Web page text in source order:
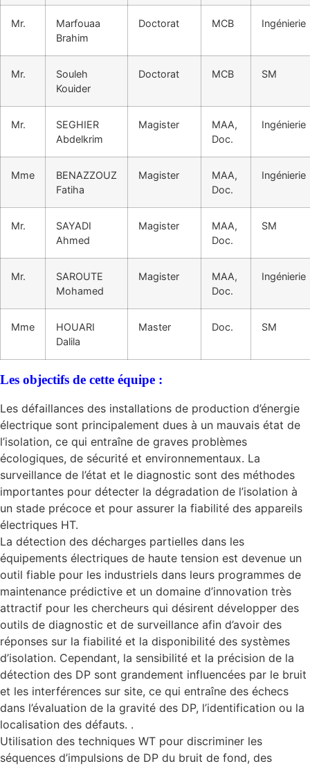
Mr.
Marfouaa
Brahim
Doctorat MCB Ingénierie
Mr.
Souleh
Kouider
Doctorat MCB SM
Mr.
SEGHIER
Abdelkrim
Magister
MAA,
Doc.
Ingénierie
Mme
BENAZZOUZ
Fatiha
Magister
MAA,
Doc.
Ingénierie
Mr.
SAYADI
Ahmed
Magister
MAA,
Doc.
SM
Mr.
SAROUTE
Mohamed
Magister
MAA,
Doc.
Ingénierie
Mme
HOUARI
Dalila
Master Doc. SM
Les objectifs de cette équipe :
Les défaillances des installations de production d’énergie
électrique sont principalement dues à un mauvais état de
l’isolation, ce qui entraîne de graves problèmes
écologiques, de sécurité et environnementaux. La
surveillance de l’état et le diagnostic sont des méthodes
importantes pour détecter la dégradation de l’isolation à
un stade précoce et pour assurer la fiabilité des appareils
électriques HT.
La détection des décharges partielles dans les
équipements électriques de haute tension est devenue un
outil fiable pour les industriels dans leurs programmes de
maintenance prédictive et un domaine d’innovation très
attractif pour les chercheurs qui désirent développer des
outils de diagnostic et de surveillance afin d’avoir des
réponses sur la fiabilité et la disponibilité des systèmes
d’isolation. Cependant, la sensibilité et la précision de la
détection des DP sont grandement influencées par le bruit
et les interférences sur site, ce qui entraîne des échecs
dans l’évaluation de la gravité des DP, l’identification ou la
localisation des défauts. .
Utilisation des techniques WT pour discriminer les
séquences d’impulsions de DP du bruit de fond, des